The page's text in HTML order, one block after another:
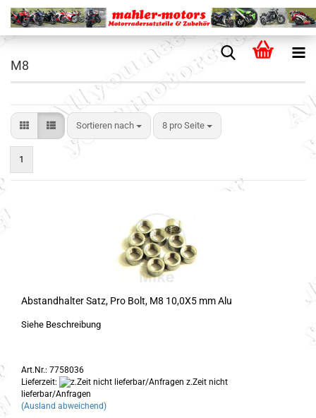
M8
Sortieren nach 8 pro Seite
1
Abstandhalter Satz, Pro Bolt, M8 10,0X5 mm Alu
Siehe Beschreibung
Art.Nr.: 7758036
Lieferzeit:
z.Zeit nicht
lieferbar/Anfragen
(Ausland abweichend)